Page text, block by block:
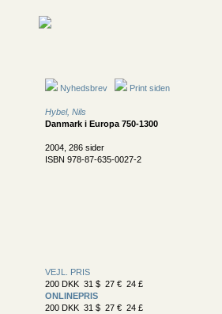
Nyhedsbrev Print siden
Hybel, Nils
Danmark i Europa 750-1300
2004, 286 sider
ISBN 978-87-635-0027-2
VEJL. PRIS
200 DKK 31 $ 27 € 24 £
ONLINEPRIS
200 DKK 31 $ 27 € 24 £